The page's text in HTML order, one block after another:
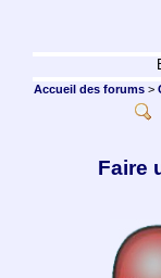
Accueil des forums>
Faire